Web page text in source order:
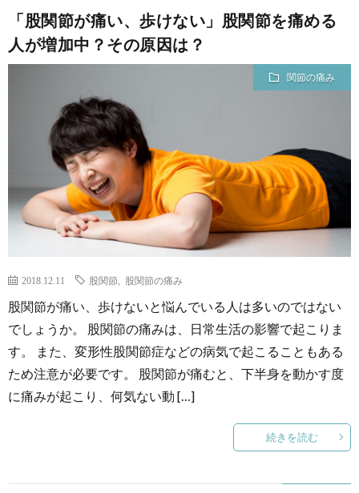
「股関節が痛い、歩けない」股関節を痛める
人が増加中？その原因は？
関節の痛み
2018.12.11 股関節 股関節の痛み
股関節が痛い、歩けないと悩んでいる人は多いのではない
でしょうか。 股関節の痛みは、日常生活の影響で起こりま
す。 また、変形性股関節症などの病気で起こることもある
ため注意が必要です。 股関節が痛むと、下半身を動かす度
に痛みが起こり、何気ない動 […]
続きを読む